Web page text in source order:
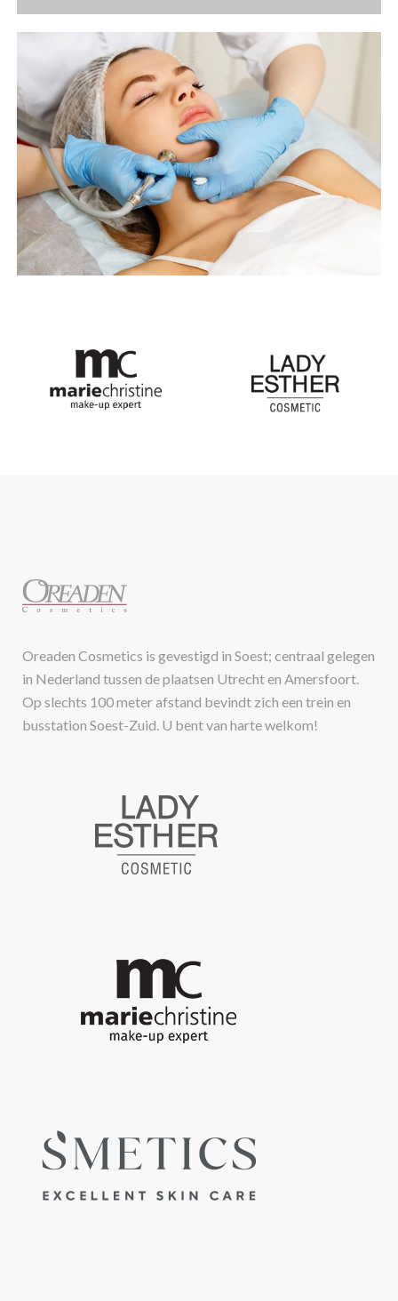
Oreaden Cosmetics is gevestigd in Soest; centraal gelegen
in Nederland tussen de plaatsen Utrecht en Amersfoort.
Op slechts 100 meter afstand bevindt zich een trein en
busstation Soest-Zuid. U bent van harte welkom!